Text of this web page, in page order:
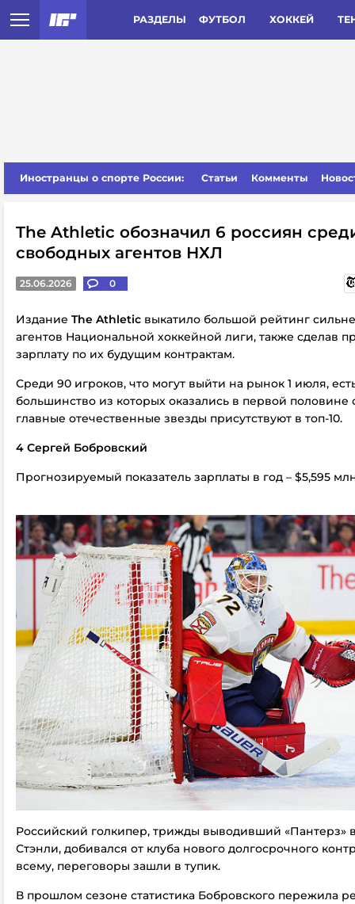
РАЗДЕЛЫ ФУТБОЛ ХОККЕЙ
Иностранцы о спорте России: Статьи Комменты
The Athletic обозначил 6 россиян
свободных агентов НХЛ
25.06.2026 0
Издание The Athletic выкатило большой рейтинг
агентов Национальной хоккейной лиги, также сделав
зарплату по их будущим контрактам.
Среди 90 игроков, что могут выйти на рынок 1 июля,
большинство из которых оказались в первой половине
главные отечественные звезды присутствуют в топ-10.
4 Сергей Бобровский
Прогнозируемый показатель зарплаты в год – $5,595
Российский голкипер, трижды выводивший «Пантерз»
Стэнли, добивался от клуба нового долгосрочного
всему, переговоры зашли в тупик.
В прошлом сезоне статистика Бобровского пережила